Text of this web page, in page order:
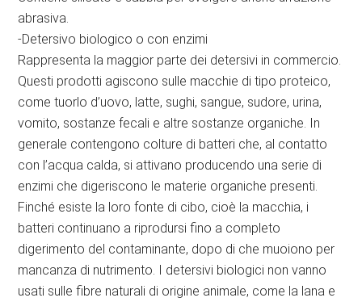
abrasiva.
-Detersivo biologico o con enzimi
Rappresenta la maggior parte dei detersivi in commercio.
Questi prodotti agiscono sulle macchie di tipo proteico,
come tuorlo d’uovo, latte, sughi, sangue, sudore, urina,
vomito, sostanze fecali e altre sostanze organiche. In
generale contengono colture di batteri che, al contatto
con l’acqua calda, si attivano producendo una serie di
enzimi che digeriscono le materie organiche presenti.
Finché esiste la loro fonte di cibo, cioè la macchia, i
batteri continuano a riprodursi fino a completo
digerimento del contaminante, dopo di che muoiono per
mancanza di nutrimento. I detersivi biologici non vanno
usati sulle fibre naturali di origine animale, come la lana e